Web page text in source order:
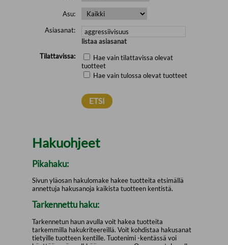
Asu:
Asiasanat:
listaa asiasanat
Tilattavissa:
Hae vain tilattavissa olevat
tuotteet
Hae vain tulossa olevat tuotteet
Hakuohjeet
Pikahaku:
Sivun yläosan hakulomake hakee tuotteita etsimällä
annettuja hakusanoja kaikista tuotteen kentistä.
Tarkennettu haku:
Tarkennetun haun avulla voit hakea tuotteita
tarkemmilla hakukriteereillä. Voit kohdistaa hakusanat
tietyille tuotteen kentille. Tuotenimi -kentässä voi